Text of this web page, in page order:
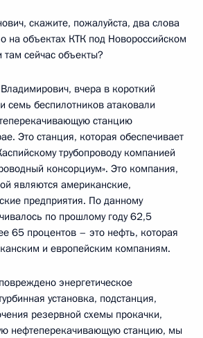
скажите, пожалуйста, два слова
на объектах КТК под Новороссийском
там сейчас объекты?
вчера в короткий
семь беспилотников атаковали
станцию
Это станция, которая обеспечивает
трубопроводу компанией
консорциум». Это компания,
являются американские,
предприятия. По данному
по прошлому году 62,5
65 процентов – это нефть, которая
и европейским компаниям.
энергетическое
установка, подстанция,
резервной схемы прокачки,
нефтеперекачивающую станцию, мы